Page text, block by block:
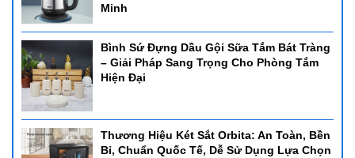
Minh
Bình Sứ Đựng Dầu Gội Sữa Tắm Bát Tràng
– Giải Pháp Sang Trọng Cho Phòng Tắm
Hiện Đại
Thương Hiệu Két Sắt Orbita: An Toàn, Bền
Bỉ, Chuẩn Quốc Tế, Dễ Sử Dụng Lựa Chọn